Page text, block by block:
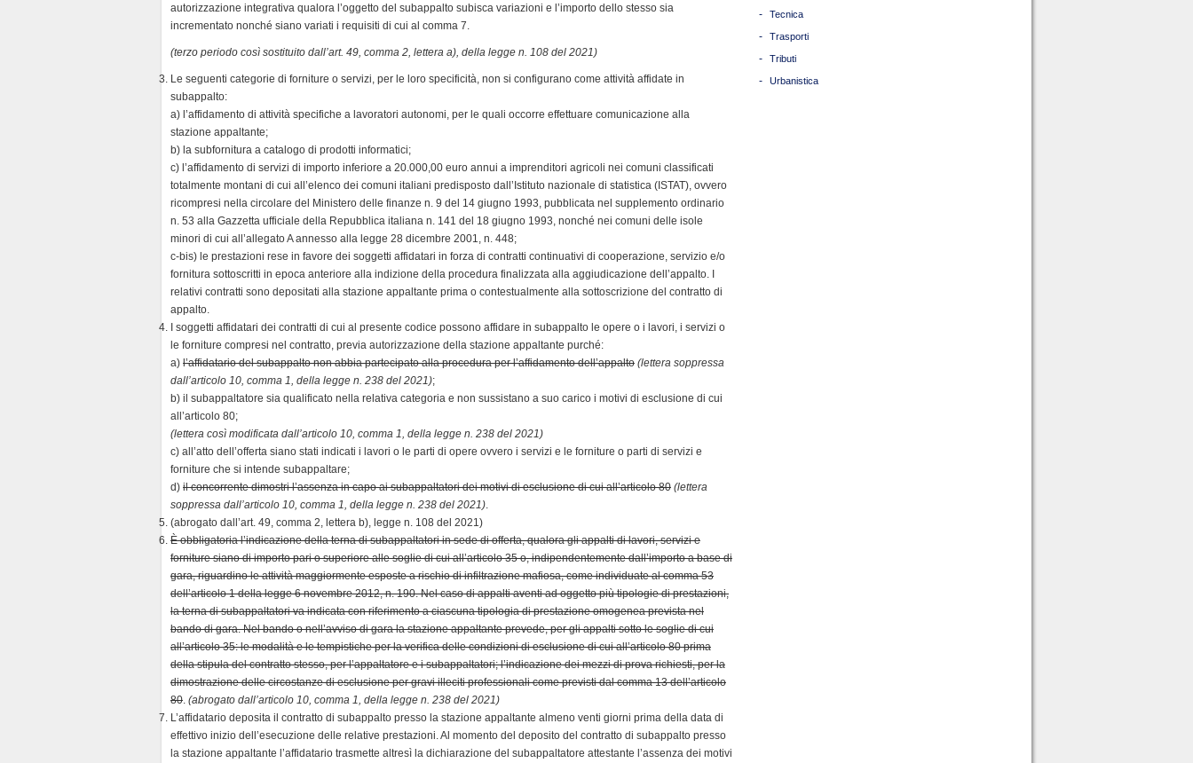
autorizzazione integrativa qualora l’oggetto del subappalto subisca variazioni e l’importo dello stesso sia
incrementato nonché siano variati i requisiti di cui al comma 7.
(terzo periodo così sostituito dall’art. 49, comma 2, lettera a), della legge n. 108 del 2021)
Le seguenti categorie di forniture o servizi, per le loro specificità, non si configurano come attività affidate in
subappalto:
a) l’affidamento di attività specifiche a lavoratori autonomi, per le quali occorre effettuare comunicazione alla
stazione appaltante;
b) la subfornitura a catalogo di prodotti informatici;
c) l’affidamento di servizi di importo inferiore a 20.000,00 euro annui a imprenditori agricoli nei comuni classificati
totalmente montani di cui all’elenco dei comuni italiani predisposto dall’Istituto nazionale di statistica (ISTAT), ovvero
ricompresi nella circolare del Ministero delle finanze n. 9 del 14 giugno 1993, pubblicata nel supplemento ordinario
n. 53 alla Gazzetta ufficiale della Repubblica italiana n. 141 del 18 giugno 1993, nonché nei comuni delle isole
minori di cui all’allegato A annesso alla legge 28 dicembre 2001, n. 448;
c-bis) le prestazioni rese in favore dei soggetti affidatari in forza di contratti continuativi di cooperazione, servizio e/o
fornitura sottoscritti in epoca anteriore alla indizione della procedura finalizzata alla aggiudicazione dell’appalto. I
relativi contratti sono depositati alla stazione appaltante prima o contestualmente alla sottoscrizione del contratto di
appalto.
I soggetti affidatari dei contratti di cui al presente codice possono affidare in subappalto le opere o i lavori, i servizi o
le forniture compresi nel contratto, previa autorizzazione della stazione appaltante purché:
a) l’affidatario del subappalto non abbia partecipato alla procedura per l’affidamento dell’appalto (lettera soppressa
dall’articolo 10, comma 1, della legge n. 238 del 2021);
b) il subappaltatore sia qualificato nella relativa categoria e non sussistano a suo carico i motivi di esclusione di cui
all’articolo 80;
(lettera così modificata dall’articolo 10, comma 1, della legge n. 238 del 2021)
c) all’atto dell’offerta siano stati indicati i lavori o le parti di opere ovvero i servizi e le forniture o parti di servizi e
forniture che si intende subappaltare;
d) il concorrente dimostri l’assenza in capo ai subappaltatori dei motivi di esclusione di cui all’articolo 80 (lettera
soppressa dall’articolo 10, comma 1, della legge n. 238 del 2021)
(abrogato dall’art. 49, comma 2, lettera b), legge n. 108 del 2021)
È obbligatoria l’indicazione della terna di subappaltatori in sede di offerta, qualora gli appalti di lavori, servizi e
forniture siano di importo pari o superiore alle soglie di cui all’articolo 35 o, indipendentemente dall’importo a base di
gara, riguardino le attività maggiormente esposte a rischio di infiltrazione mafiosa, come individuate al comma 53
dell’articolo 1 della legge 6 novembre 2012, n. 190. Nel caso di appalti aventi ad oggetto più tipologie di prestazioni,
la terna di subappaltatori va indicata con riferimento a ciascuna tipologia di prestazione omogenea prevista nel
bando di gara. Nel bando o nell’avviso di gara la stazione appaltante prevede, per gli appalti sotto le soglie di cui
all’articolo 35: le modalità e le tempistiche per la verifica delle condizioni di esclusione di cui all’articolo 80 prima
della stipula del contratto stesso, per l’appaltatore e i subappaltatori; l’indicazione dei mezzi di prova richiesti, per la
dimostrazione delle circostanze di esclusione per gravi illeciti professionali come previsti dal comma 13 dell’articolo
80 (abrogato dall’articolo 10, comma 1, della legge n. 238 del 2021)
L’affidatario deposita il contratto di subappalto presso la stazione appaltante almeno venti giorni prima della data di
effettivo inizio dell’esecuzione delle relative prestazioni. Al momento del deposito del contratto di subappalto presso
la stazione appaltante l’affidatario trasmette altresì la dichiarazione del subappaltatore attestante l’assenza dei motivi
- Tecnica
- Trasporti
- Tributi
- Urbanistica